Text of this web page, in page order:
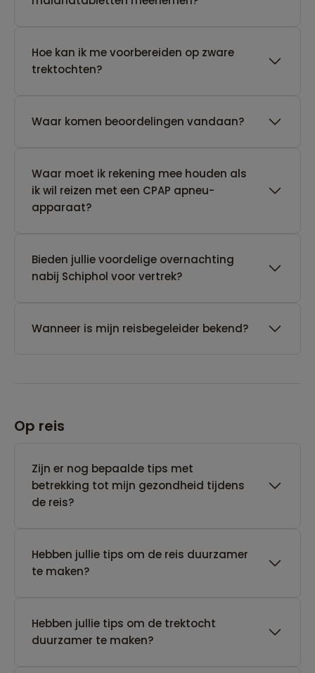
Hoe kan ik me voorbereiden op zware
trektochten?
Waar komen beoordelingen vandaan?
Waar moet ik rekening mee houden als
ik wil reizen met een CPAP apneu-
apparaat?
Bieden jullie voordelige overnachting
nabij Schiphol voor vertrek?
Wanneer is mijn reisbegeleider bekend?
Op reis
Zijn er nog bepaalde tips met
betrekking tot mijn gezondheid tijdens
de reis?
Hebben jullie tips om de reis duurzamer
te maken?
Hebben jullie tips om de trektocht
duurzamer te maken?